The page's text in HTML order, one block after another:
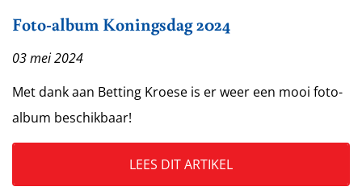
Foto-album Koningsdag 2024
03 mei 2024
Met dank aan Betting Kroese is er weer een mooi foto-
album beschikbaar!
LEES DIT ARTIKEL